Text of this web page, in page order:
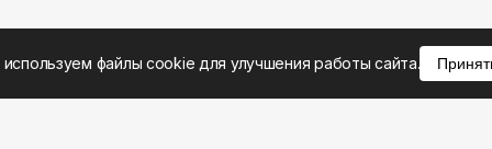
файлы cookie для улучшения работы сайта.